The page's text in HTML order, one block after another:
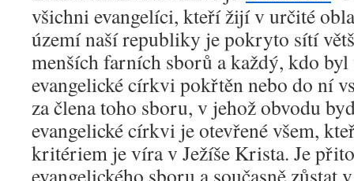
všichni evangelíci, kteří žijí v určité
území naší republiky je pokryto sítí
menších farních sborů a každý, kdo
evangelické církvi pokřtěn nebo do ní
za člena toho sboru, v jehož obvodu
evangelické církvi je otevřené všem,
kritériem je víra v Ježíše Krista. Je
evangelického sboru a současně